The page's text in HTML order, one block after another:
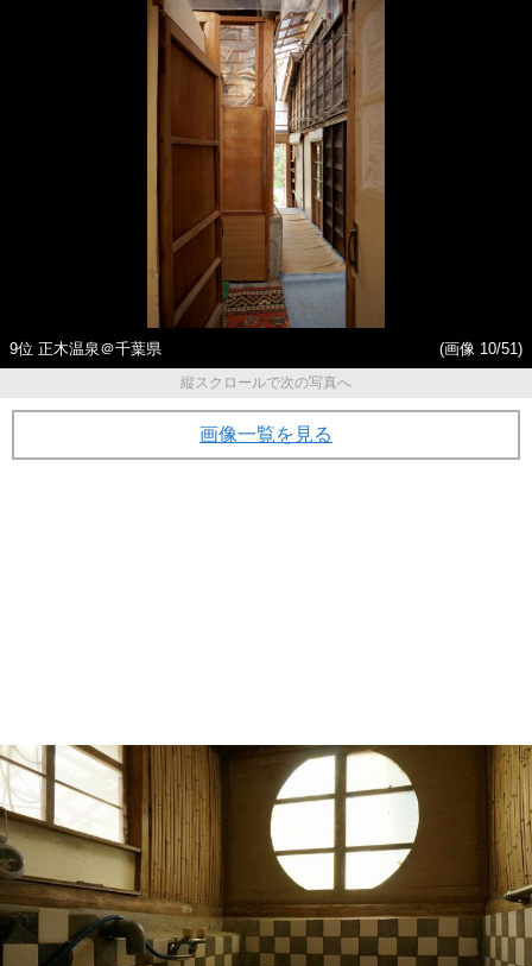
9位 正木温泉＠千葉県
(画像 10/51)
縦スクロールで次の写真へ
画像一覧を見る